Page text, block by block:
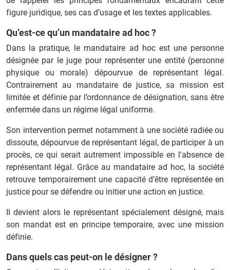
figure juridique, ses cas d’usage et les textes applicables.
Qu’est-ce qu’un mandataire ad hoc ?
Dans la pratique, le mandataire ad hoc est une personne
désignée par le juge pour représenter une entité (personne
physique ou morale) dépourvue de représentant légal.
Contrairement au mandataire de justice, sa mission est
limitée et définie par l’ordonnance de désignation, sans être
enfermée dans un régime légal uniforme.
Son intervention permet notamment à une société radiée ou
dissoute, dépourvue de représentant légal, de participer à un
procès, ce qui serait autrement impossible en l'absence de
représentant légal. Grâce au mandataire ad hoc, la société
retrouve temporairement une capacité d’être représentée en
justice pour se défendre ou initier une action en justice.
Il devient alors le représentant spécialement désigné, mais
son mandat est en principe temporaire, avec une mission
définie.
Dans quels cas peut-on le désigner ?